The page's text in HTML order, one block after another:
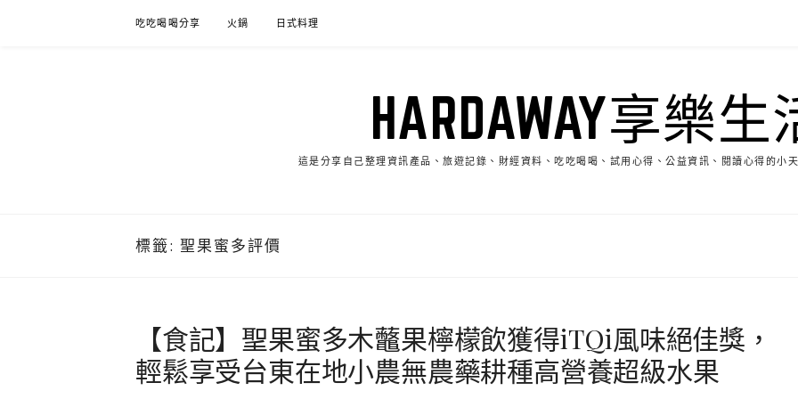
吃吃喝喝分享 火鍋 日式料理
HARDAWAY享樂生
這是分享自己整理資訊產品、旅遊記錄、財經資料、吃吃喝喝、試用心得、公益資訊、閱讀心得的小
標籤: 聖果蜜多評價
【食記】聖果蜜多木虌果檸檬飲獲得iTQi風味絕佳獎，
輕鬆享受台東在地小農無農藥耕種高營養超級水果